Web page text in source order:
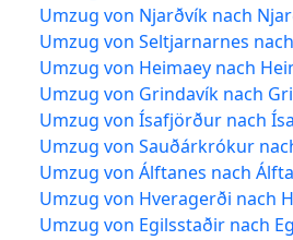
Umzug von Njarðvík nach
Umzug von Seltjarnarnes
Umzug von Heimaey nach
Umzug von Grindavík nach
Umzug von Ísafjörður nach
Umzug von Sauðárkrókur
Umzug von Álftanes nach
Umzug von Hveragerði nach
Umzug von Egilsstaðir nach